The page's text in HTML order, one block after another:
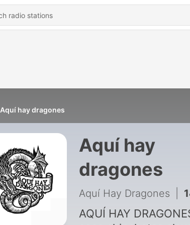
Aquí hay dragones
Aquí hay
dragones
Aquí Hay Dragones 142 -
AQUÍ HAY